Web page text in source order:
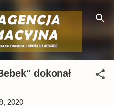
zawartości
dokonał
2020